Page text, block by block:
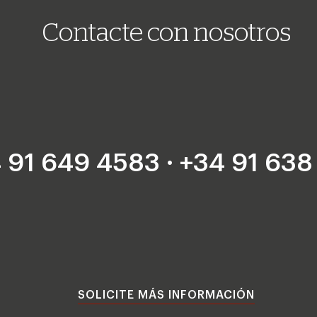
Contacte con nosotros
91 649 4583 · +34 91
SOLICITE MÁS INFORMACIÓN